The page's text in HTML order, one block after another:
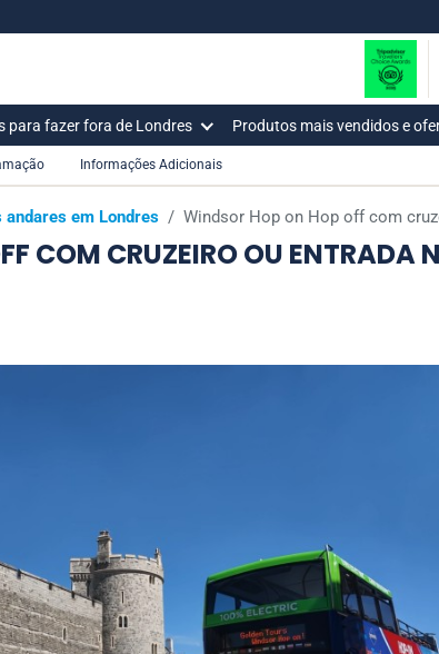
para fazer fora de Londres Produtos mais vendidos e
andares em Londres / Windsor Hop on Hop off com
COM CRUZEIRO OU ENTRADA
Informações Adicionais